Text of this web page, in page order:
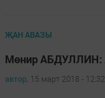
ҖАН АВАЗЫ
Мөнир
автор, 15 март 2018 - 12:32